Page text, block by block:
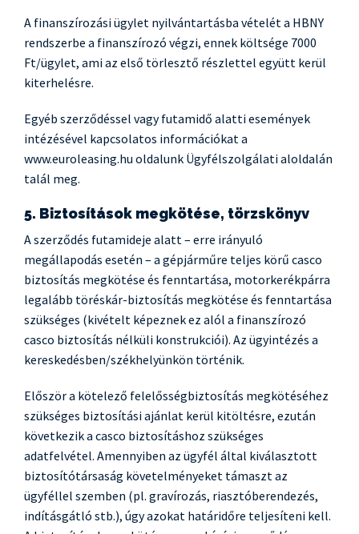
A finanszírozási ügylet nyilvántartásba vételét a HBNY
rendszerbe a finanszírozó végzi, ennek költsége 7000
Ft/ügylet, ami az első törlesztő részlettel együtt kerül
kiterhelésre.
Egyéb szerződéssel vagy futamidő alatti események
intézésével kapcsolatos információkat a
www.euroleasing.hu oldalunk Ügyfélszolgálati aloldalán
talál meg.
5. Biztosítások megkötése, törzskönyv
A szerződés futamideje alatt – erre irányuló
megállapodás esetén – a gépjárműre teljes körű casco
biztosítás megkötése és fenntartása, motorkerékpárra
legalább töréskár-biztosítás megkötése és fenntartása
szükséges (kivételt képeznek ez alól a finanszírozó
casco biztosítás nélküli konstrukciói). Az ügyintézés a
kereskedésben/székhelyünkön történik.
Először a kötelező felelősségbiztosítás megkötéséhez
szükséges biztosítási ajánlat kerül kitöltésre, ezután
következik a casco biztosításhoz szükséges
adatfelvétel. Amennyiben az ügyfél által kiválasztott
biztosítótársaság követelményeket támaszt az
ügyféllel szemben (pl. gravírozás, riasztóberendezés,
indításgátló stb.), úgy azokat határidőre teljesíteni kell.